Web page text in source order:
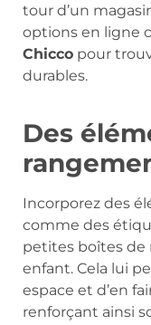
tour d’un
options en ligne
Chicco pour
durables.
Des
Incorporez des
comme des
petites boîtes de
enfant. Cela lui
espace et d’en
renforçant ainsi